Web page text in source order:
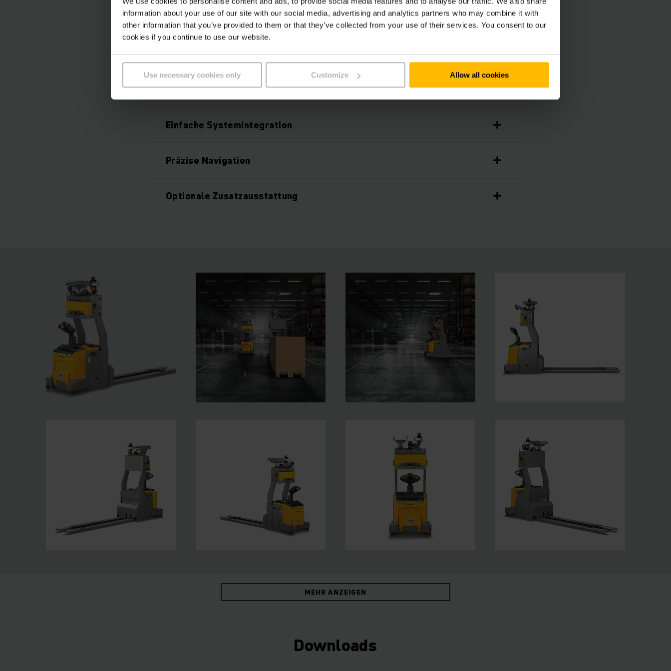
information about your use of our site with our social media, advertising and analytics partners who may combine it with
other information that you’ve provided to them or that they’ve collected from your use of their services. You consent to our
cookies if you continue to use our website.
Use necessary cookies only Customize Allow all cookies
Lithium-Ionen-Technologie
Sicherheitssystem am Fahrzeug
Prozesssicherheit im Lager
Einfache Systemintegration
Präzise Navigation
Optionale Zusatzausstattung
MEHR ANZEIGEN
Downloads